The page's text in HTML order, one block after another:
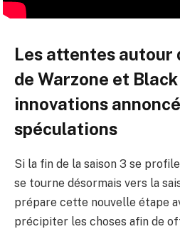
Les attentes autour
de Warzone et Black
innovations
spéculations
Si la fin de la saison 3 se
se tourne désormais vers la
prépare cette nouvelle étape
précipiter les choses afin de